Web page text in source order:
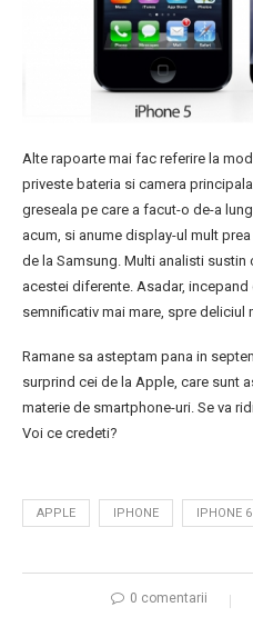
Alte rapoarte mai fac referire la
priveste bateria si camera
greseala pe care a facut-o de-a
acum, si anume display-ul mult
de la Samsung. Multi analisti
acestei diferente. Asadar, incepand
semnificativ mai mare, spre deliciul
Ramane sa asteptam pana in
surprind cei de la Apple, care sunt
materie de smartphone-uri. Se va
Voi ce credeti?
APPLE IPHONE IPHONE 6
0 comentarii